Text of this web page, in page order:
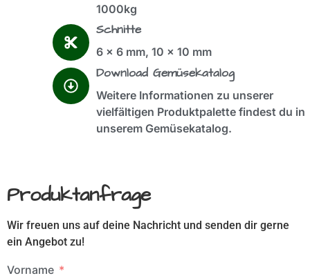
1000kg
Schnitte
6 x 6 mm, 10 x 10 mm
Download Gemüsekatalog
Weitere Informationen zu unserer
vielfältigen Produktpalette findest du in
unserem Gemüsekatalog.
Produktanfrage
Wir freuen uns auf deine Nachricht und senden dir gerne
ein Angebot zu!
Vorname